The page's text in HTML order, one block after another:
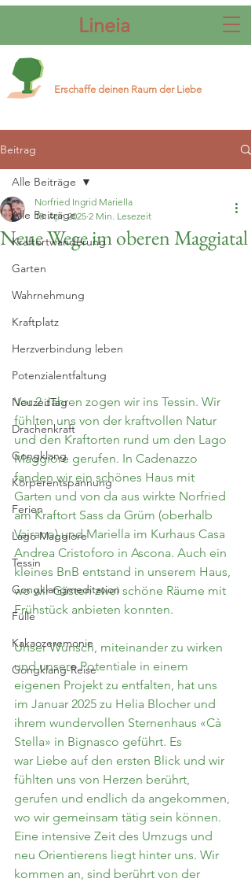
Erschaffe deinen Raum der Liebe
Lineia
Beitrag
Alle Beiträge
Kraftortwanderung
Garten
Wahrnehmung
Kraftplatz
Herzverbindung leben
Potenzialentfaltung
NeuzeitTag
Drachenkraft
Gongklang
Körperentspannung
Ferien
Lago Maggiore
Tessin
Gongklangmeditation
Fülle
Kakaozeremonie
Gongklang-Reise
Alle Beiträge
Neue Wege im oberen Maggiatal
Norfried Ingrid Mariella
18. Apr. 2025 2 Min. Lesezeit
Vor 2 Jahren zogen wir ins Tessin. Wir
fühlten uns von der kraftvollen Natur
und den Kraftorten rund um den Lago
Maggiore gerufen. In Cadenazzo
fanden wir ein schönes Haus mit
Garten und von da aus wirkte Norfried
am Kraftort Sass da Grüm (oberhalb
Vairano) und Mariella im Kurhaus Casa
Andrea Cristoforo in Ascona. Auch ein
kleines BnB entstand in unserem Haus,
wo wir Gästen zwei schöne Räume mit
Frühstück anbieten konnten.
Unser Wunsch, miteinander zu wirken
und unsere Potentiale in einem
eigenen Projekt zu entfalten, hat uns
im Januar 2025 zu Helia Blocher und
ihrem wundervollen Sternenhaus «Cà
Stella» in Bignasco geführt. Es
war Liebe auf den ersten Blick und wir
fühlten uns von Herzen berührt,
gerufen und endlich da angekommen,
wo wir gemeinsam tätig sein können.
Eine intensive Zeit des Umzugs und
neu Orientierens liegt hinter uns. Wir
kommen an, sind berührt von der